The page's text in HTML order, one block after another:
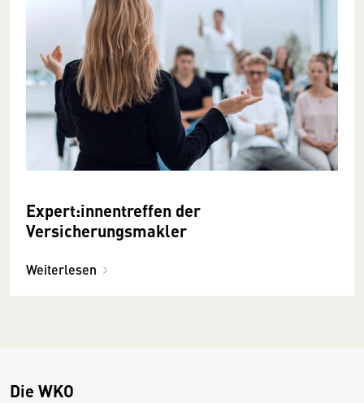
Expert:innentreffen der
Versicherungsmakler
Weiterlesen
Die WKO